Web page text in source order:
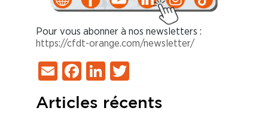
Pour vous abonner à nos newsletters :
https://cfdt-orange.com/newsletter/
EmailFacebook
LinkedIn
Articles récents